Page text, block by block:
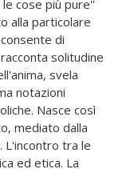
cose più pure''
alla particolare
di
solitudine
svela
notazioni
Nasce così
mediato dalla
L'incontro tra le
ed etica. La